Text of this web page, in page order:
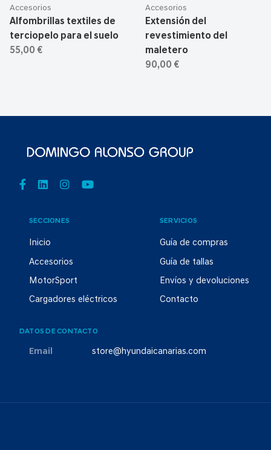
Accesorios
Alfombrillas textiles de
terciopelo para el suelo
55,00 €
Accesorios
Extensión del
revestimiento del
maletero
90,00 €
SECCIONES
Inicio
Accesorios
MotorSport
Cargadores eléctricos
SERVICIOS
Guía de compras
Guía de tallas
Envíos y devoluciones
Contacto
DATOS DE CONTACTO
Email store@hyundaicanarias.com